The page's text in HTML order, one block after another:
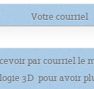
Votre courriel
par courriel le
3D pour avoir